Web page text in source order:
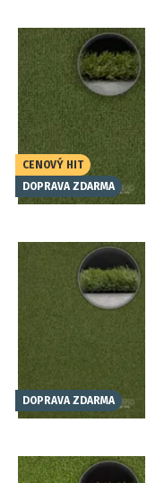
CENOVÝ HIT
DOPRAVA ZDARMA
DOPRAVA ZDARMA